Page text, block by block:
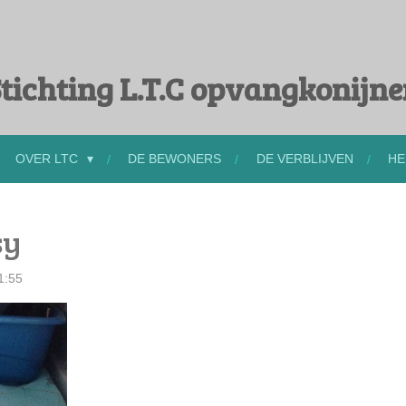
L.T.C
OVER LTC DE BEWONERS DE VERBLIJVEN